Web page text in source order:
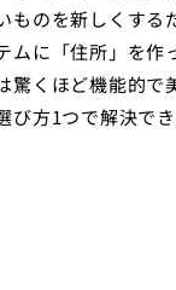
ものを新しくする
ムに「住所」を作
驚くほど機能的で
び方1つで解決で